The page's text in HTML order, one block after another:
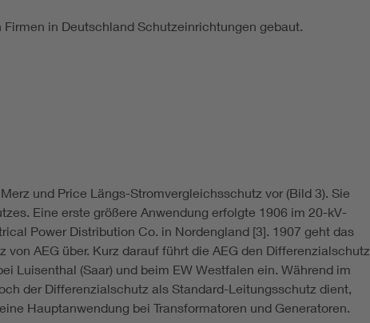
in Deutschland Schutzeinrichtungen gebaut.
und Price Längs-Stromvergleichsschutz vor (Bild 3). Sie
Eine erste größere Anwendung erfolgte 1906 im 20-kV-
Power Distribution Co. in Nordengland [3]. 1907 geht das
von AEG über. Kurz darauf führt die AEG den Differenzialschutz
Luisenthal (Saar) und beim EW Westfalen ein. Während im
der Differenzialschutz als Standard-Leitungsschutz dient,
Hauptanwendung bei Transformatoren und Generatoren.